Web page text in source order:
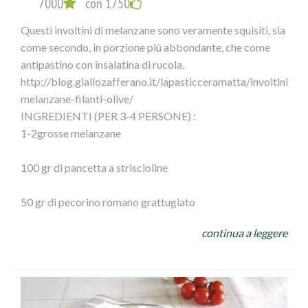
7000 con 1750
Questi involtini di melanzane sono veramente squisiti, sia
come secondo, in porzione più abbondante, che come
antipastino con insalatina di rucola.
http://blog.giallozafferano.it/lapasticceramatta/involtini-
melanzane-filanti-olive/
INGREDIENTI (PER 3-4 PERSONE) :
1-2grosse melanzane
100 gr di pancetta a striscioline
50 gr di pecorino romano grattugiato
½ spicchio d’aglio
continua a leggere